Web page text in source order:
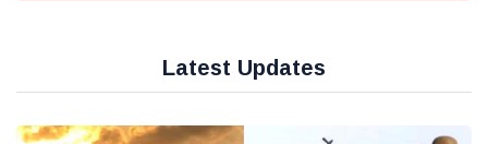
Latest Updates